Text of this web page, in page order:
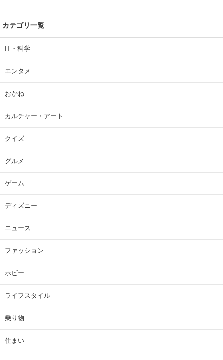
カテゴリ一覧
IT・科学
エンタメ
おかね
カルチャー・アート
クイズ
グルメ
ゲーム
ディズニー
ニュース
ファッション
ホビー
ライフスタイル
乗り物
住まい